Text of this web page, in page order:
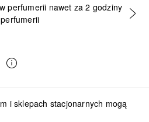
DO KOSZYKA
perfumerii nawet za 2 godziny
i sklepach stacjonarnych mogą